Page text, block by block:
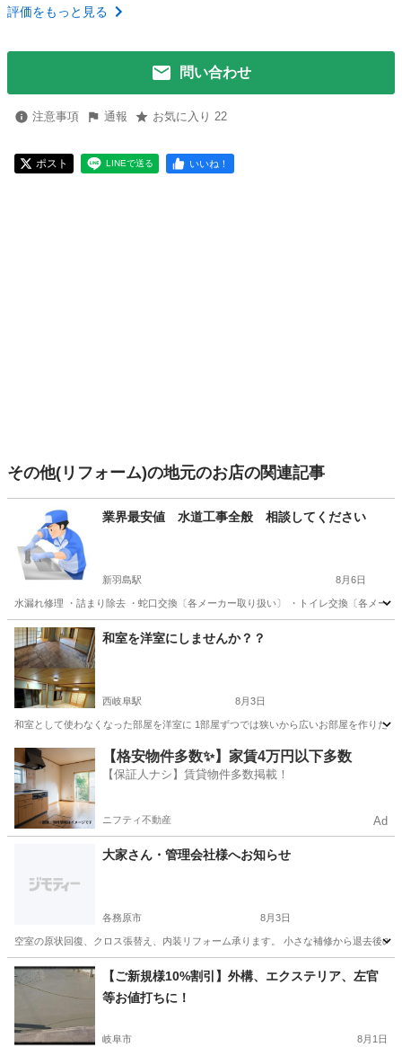
評価をもっと見る
問い合わせ
注意事項 通報 お気に入り 22
ポスト LINEで送る いいね！
その他(リフォーム)の地元のお店の関連記事
業界最安値 水道工事全般 相談してください
新羽島駅 8月6日
水漏れ修理 ・詰まり除去 ・蛇口交換〔各メーカー取り扱い〕 ・トイレ交換〔各メー
岐阜 羽島市 新羽島駅 水道工事
和室を洋室にしませんか？？
西岐阜駅 8月3日
和室として使わなくなった部屋を洋室に 1部屋ずつでは狭いから広いお部屋を作りた
岐阜 岐阜市 西岐阜駅 リフォーム
【格安物件多数✨】家賃4万円以下多数
【保証人ナシ】賃貸物件多数掲載！
ニフティ不動産 Ad
大家さん・管理会社様へお知らせ
各務原市 8月3日
空室の原状回復、クロス張替え、内装リフォーム承ります。 小さな補修から退去後
岐阜 各務原市 リフォーム
【ご新規様10%割引】外構、エクステリア、左官
等お値打ちに！
岐阜市 8月1日